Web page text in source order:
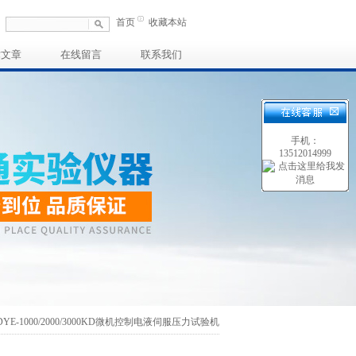
首页 收藏本站
章 在线留言 联系我们
1000/2000/3000KD微机控制电液伺服压力试验机
手机：
13512014999